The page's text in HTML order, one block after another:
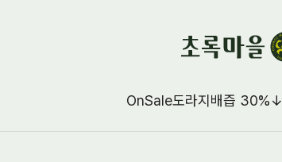
OnSale도라지배즙 30%↓